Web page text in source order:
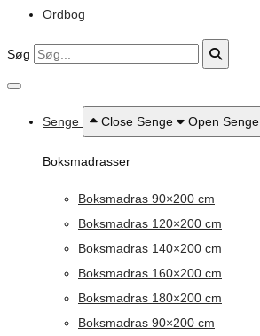
Ordbog
Søg
Senge Close Senge Open Senge
Boksmadrasser
Boksmadras 90×200 cm
Boksmadras 120×200 cm
Boksmadras 140×200 cm
Boksmadras 160×200 cm
Boksmadras 180×200 cm
Boksmadras 90×200 cm